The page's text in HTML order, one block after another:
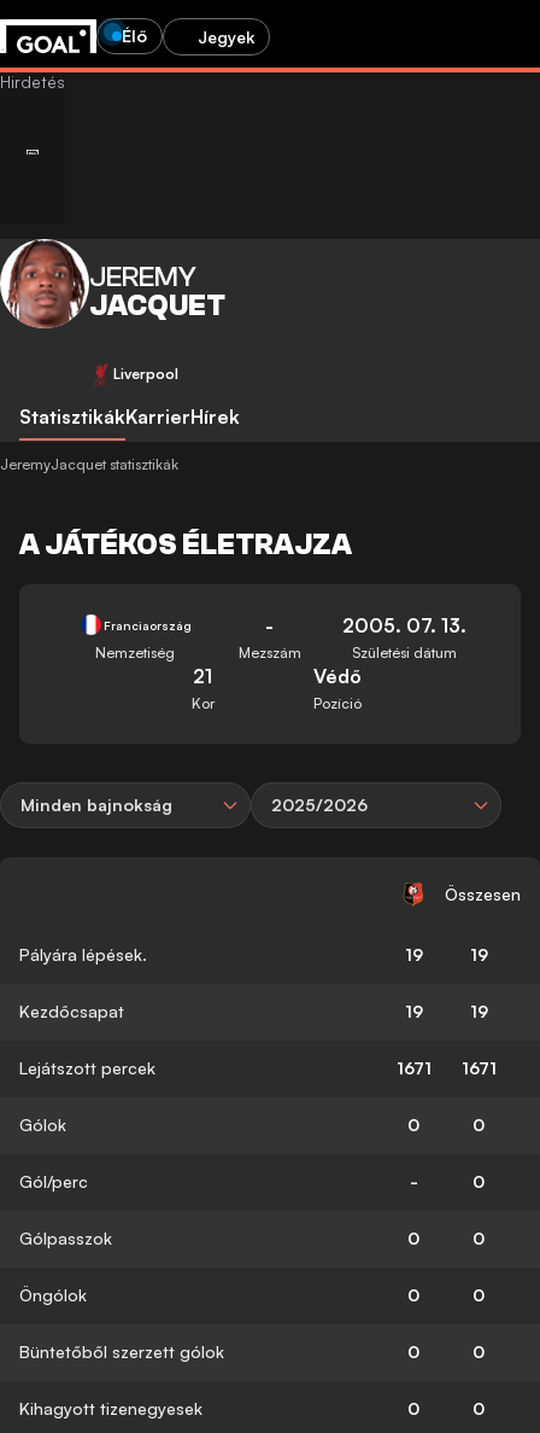
Élő Jegyek
JEREMY
JACQUET
Liverpool
StatisztikákKarrierHírek
JeremyJacquet statisztikák
A JÁTÉKOS ÉLETRAJZA
Franciaország
Nemzetiség
-
Mezszám
2005. 07. 13.
Születési dátum
21
Kor
Védő
Pozíció
Minden bajnokság 2025/2026
Összesen
Pályára lépések. 19 19
Kezdőcsapat 19 19
Lejátszott percek 1671 1671
Gólok 0 0
Gól/perc - 0
Gólpasszok 0 0
Öngólok 0 0
Büntetőből szerzett gólok 0 0
Kihagyott tizenegyesek 0 0